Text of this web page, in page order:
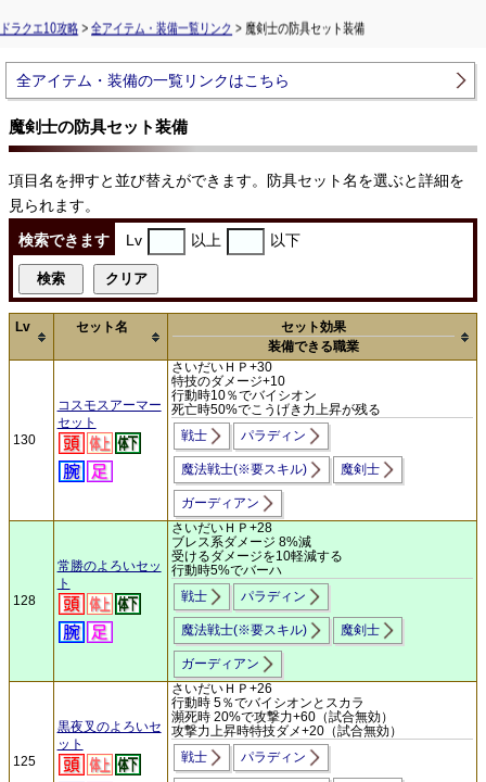
ドラクエ10攻略 > 全アイテム・装備一覧リンク > 魔剣士の防具セット装備
全アイテム・装備の一覧リンクはこちら
魔剣士の防具セット装備
項目名を押すと並び替えができます。防具セット名を選ぶと詳細を
見られます。
検索できます Lv 以上 以下
Lv セット名
セット効果
装備できる職業
130
コスモスアーマー
セット
さいだいＨＰ+30
特技のダメージ+10
行動時10％でバイシオン
死亡時50%でこうげき力上昇が残る
戦士
パラディン
魔法戦士(※要スキル) 魔剣士
ガーディアン
128
常勝のよろいセッ
ト
さいだいＨＰ+28
ブレス系ダメージ 8%減
受けるダメージを10軽減する
行動時5%でバーハ
戦士
パラディン
魔法戦士(※要スキル) 魔剣士
ガーディアン
125
黒夜叉のよろいセ
ット
さいだいＨＰ+26
行動時 5％でバイシオンとスカラ
瀕死時 20%で攻撃力+60（試合無効）
攻撃力上昇時特技ダメ+20（試合無効）
戦士
パラディン